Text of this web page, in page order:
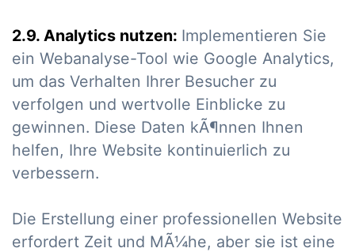
2.9. Analytics nutzen: Implementieren Sie
ein Webanalyse-Tool wie Google Analytics,
um das Verhalten Ihrer Besucher zu
verfolgen und wertvolle Einblicke zu
gewinnen. Diese Daten kÃ¶nnen Ihnen
helfen, Ihre Website kontinuierlich zu
verbessern.
Die Erstellung einer professionellen Website
erfordert Zeit und MÃ¼he, aber sie ist eine